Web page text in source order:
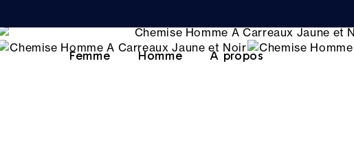
Femme Homme A propos